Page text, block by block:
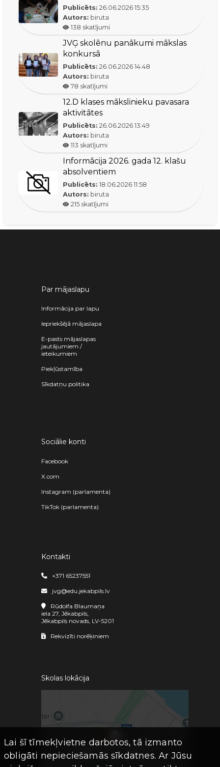
Publicēts: 26.06.2026 15:35
Autors: biruta
138 skatījumi
JVĢ skolēnu panākumi mākslas
konkursā
Publicēts: 26.06.2026 14:48
Autors: biruta
78 skatījumi
12.D klases mākslinieku pavasara
aktivitātes
Publicēts: 26.06.2026 13:49
Autors: biruta
113 skatījumi
Informācija 2026. gada 12. klašu
absolventiem
Publicēts: 18.06.2026 11:58
Autors: biruta
215 skatījumi
Par mājaslapu
Informācija par lapu
Iepriekšējā mājaslapa
E-pasts mājaslapas
jautājumiem /
ieteikumiem
Piekļūstamība
Sīkdatņu politika
Sociālie konti
Facebook
X.com
Instagram (parlamenta)
TikTok (parlamenta)
Kontakti
+371 65237551
jvg@edu.jekabpils.lv
Rūdolfa Blaumaņa
iela 27, Jēkabpils,
Jēkabpils novads, LV-5201
Rekvizīti norēķiniem
Skolas lokācija
Lai šī tīmekļvietne darbotos, tā izmanto
obligāti nepieciešamās sīkdatnes. Ar Jūsu